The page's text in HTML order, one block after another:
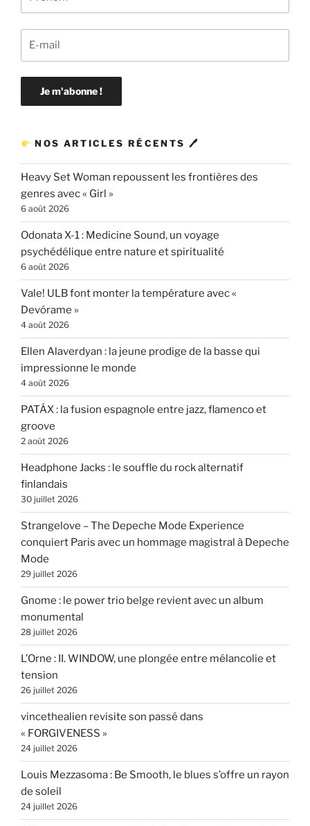
NOS ARTICLES RÉCENTS 🖊
Heavy Set Woman repoussent les frontières des
genres avec « Girl »
6 août 2026
Odonata X-1 : Medicine Sound, un voyage
psychédélique entre nature et spiritualité
6 août 2026
Vale! ULB font monter la température avec «
Devórame »
4 août 2026
Ellen Alaverdyan : la jeune prodige de la basse qui
impressionne le monde
4 août 2026
PATÁX : la fusion espagnole entre jazz, flamenco et
groove
2 août 2026
Headphone Jacks : le souffle du rock alternatif
finlandais
30 juillet 2026
Strangelove – The Depeche Mode Experience
conquiert Paris avec un hommage magistral à Depeche
Mode
29 juillet 2026
Gnome : le power trio belge revient avec un album
monumental
28 juillet 2026
L’Orne : II. WINDOW, une plongée entre mélancolie et
tension
26 juillet 2026
vincethealien revisite son passé dans
« FORGIVENESS »
24 juillet 2026
Louis Mezzasoma : Be Smooth, le blues s’offre un rayon
de soleil
24 juillet 2026